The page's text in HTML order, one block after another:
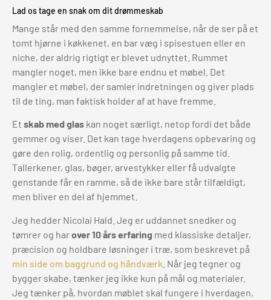
Lad os tage en snak om dit drømmeskab
Mange står med den samme fornemmelse, når de ser på et
tomt hjørne i køkkenet, en bar væg i spisestuen eller en
niche, der aldrig rigtigt er blevet udnyttet. Rummet
mangler noget, men ikke bare endnu et møbel. Det
mangler et møbel, der samler indretningen og giver plads
til de ting, man faktisk holder af at have fremme.
Et skab med glas kan noget særligt, netop fordi det både
gemmer og viser. Det kan tage hverdagens opbevaring og
gøre den rolig, ordentlig og personlig på samme tid.
Tallerkener, glas, bøger, arvestykker eller få udvalgte
genstande får en ramme, så de ikke bare står tilfældigt,
men bliver en del af hjemmet.
Jeg hedder Nicolai Hald. Jeg er uddannet snedker og
tømrer og harover 10 års erfaring med klassiske detaljer,
præcision og holdbare løsninger i træ, som beskrevet på
min side om baggrund og håndværk . Når jeg tegner og
bygger skabe, tænker jeg ikke kun på mål og materialer.
Jeg tænker på, hvordan møblet skal fungere i hverdagen,